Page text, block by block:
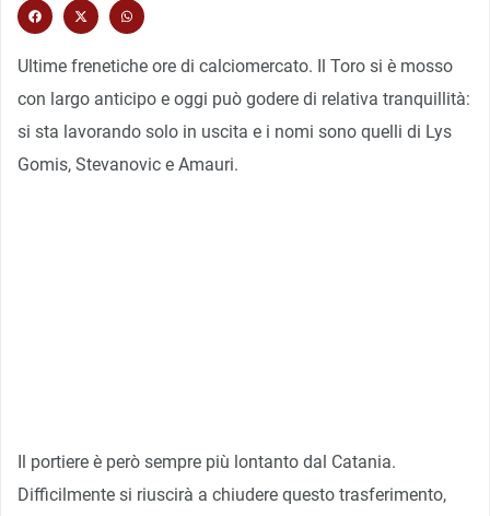
Ultime frenetiche ore di calciomercato. Il Toro si è mosso
con largo anticipo e oggi può godere di relativa tranquillità:
si sta lavorando solo in uscita e i nomi sono quelli di Lys
Gomis, Stevanovic e Amauri.
Il portiere è però sempre più lontanto dal Catania.
Difficilmente si riuscirà a chiudere questo trasferimento,